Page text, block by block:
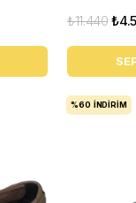
₺11.440
%60 İNDIRIM